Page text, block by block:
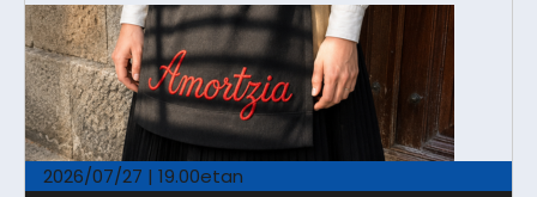
2026/07/27 | 19.00etan